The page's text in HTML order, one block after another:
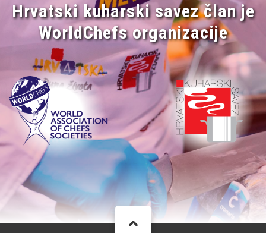
Hrvatski kuharski savez član je
WorldChefs organizacije